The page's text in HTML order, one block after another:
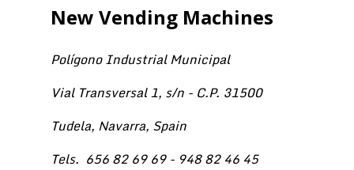
New Vending Machines
Polígono Industrial Municipal
Vial Transversal 1, s/n - C.P. 31500
Tudela, Navarra, Spain
Tels. 656 82 69 69 - 948 82 46 45